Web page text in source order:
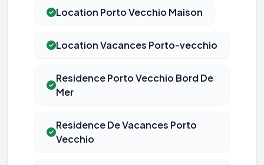
Location Porto Vecchio Maison
Location Vacances Porto-vecchio
Residence Porto Vecchio Bord De
Mer
Residence De Vacances Porto
Vecchio